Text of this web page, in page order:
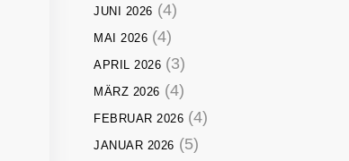
JUNI 2026 (4)
MAI 2026 (4)
APRIL 2026 (3)
MÄRZ 2026 (4)
FEBRUAR 2026 (4)
JANUAR 2026 (5)